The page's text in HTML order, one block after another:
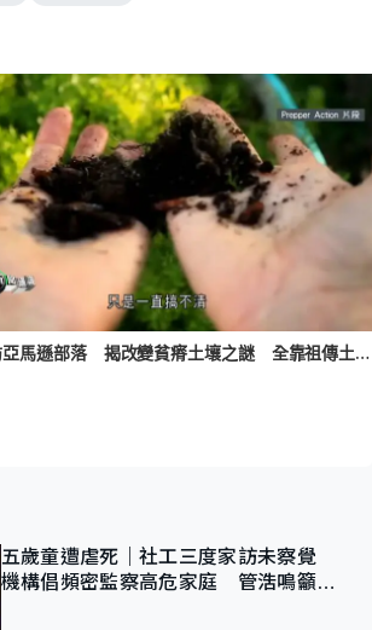
學者走訪亞馬遜部落 揭改變貧瘠土壤之謎 全靠祖傳土炮黑土
五歲童遭虐死｜社工三度家訪未察覺
機構倡頻密監察高危家庭 管浩鳴籲加